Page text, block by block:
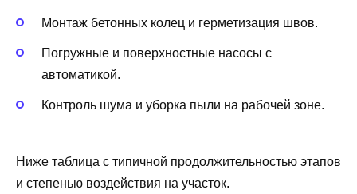
Монтаж бетонных колец и герметизация швов.
Погружные и поверхностные насосы с
автоматикой.
Контроль шума и уборка пыли на рабочей зоне.
Ниже таблица с типичной продолжительностью этапов
и степенью воздействия на участок.